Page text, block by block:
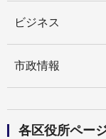
ビジネス
市政情報
各区役所ペー